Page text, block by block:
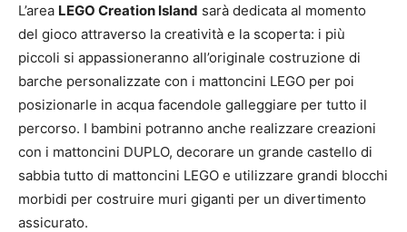
L’area LEGO Creation Island sarà dedicata al momento
del gioco attraverso la creatività e la scoperta: i più
piccoli si appassioneranno all’originale costruzione di
barche personalizzate con i mattoncini LEGO per poi
posizionarle in acqua facendole galleggiare per tutto il
percorso. I bambini potranno anche realizzare creazioni
con i mattoncini DUPLO, decorare un grande castello di
sabbia tutto di mattoncini LEGO e utilizzare grandi blocchi
morbidi per costruire muri giganti per un divertimento
assicurato.